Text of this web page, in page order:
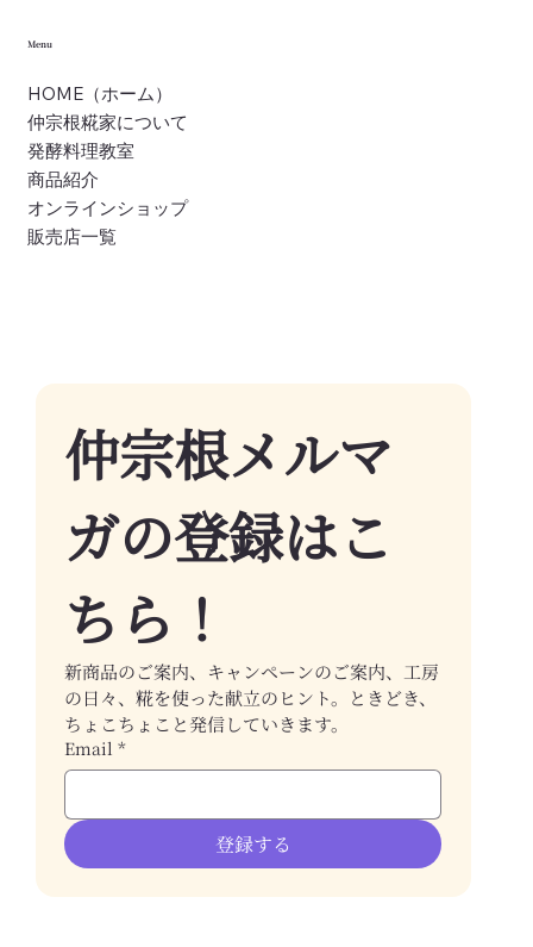
Menu
HOME（ホーム）
仲宗根糀家について
発酵料理教室
商品紹介
オンラインショップ
販売店一覧
仲宗根メルマ
ガの登録はこ
ちら！
新商品のご案内、キャンペーンのご案内、工房
の日々、糀を使った献立のヒント。ときどき、
ちょこちょこと発信していきます。
Email *
登録する